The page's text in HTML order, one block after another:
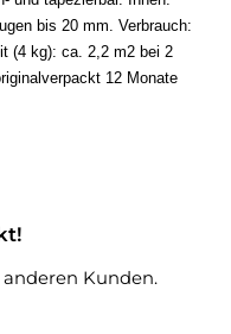
bis 20 mm. Verbrauch:
(4 kg): ca. 2,2 m2 bei 2
12 Monate
0 von 5 Sternen
Kunden.